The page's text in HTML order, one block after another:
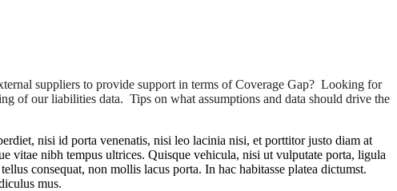
suppliers to provide support in terms of Coverage Gap? Looking for
of our liabilities data. Tips on what assumptions and data should drive the
nisi id porta venenatis, nisi leo lacinia nisi, et porttitor justo diam at
vitae nibh tempus ultrices. Quisque vehicula, nisi ut vulputate porta, ligula
consequat, non mollis lacus porta. In hac habitasse platea dictumst.
mus.